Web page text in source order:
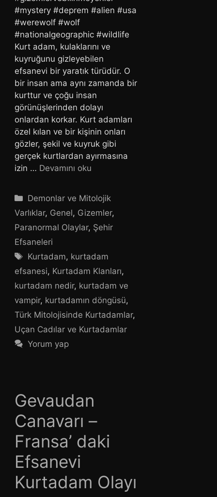
#mystery #deprem #alien #usa
#werewolf #wolf
#nationalgeographic #wildlife
Kurt adam, kulaklarını ve
kuyruğunu gizleyebilen
efsanevi bir yaratık türüdür. O
bir insan ama aynı zamanda bir
kurttur ve çoğu insan
görünüşlerinden dolayı
onlardan korkar. Kurt adamları
özel kılan ve bir kişinin onları
gözler, şekil ve kuyruk gibi
gerçek kurtlardan ayırmasına
izin … Devamını oku
Kategoriler
Demonlar ve Mitolojik
Varlıklar, Genel, Gizemler,
Paranormal Olaylar, Şehir
Efsaneleri
Etiketler
Kurtadam, kurtadam
efsanesi, Kurtadam Klanları,
kurtadam nedir, kurtadam ve
vampir, kurtadamın döngüsü,
Türk Mitolojisinde Kurtadamlar,
Uçan Cadılar ve Kurtadamlar
Yorum yap
Gevaudan
Canavarı –
Fransa’ daki
Efsanevi
Kurtadam Olayı